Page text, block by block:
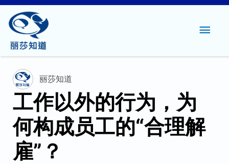
主
菜
丽莎知道
工作以外的行为，为
何构成员工的“合理解
雇”？